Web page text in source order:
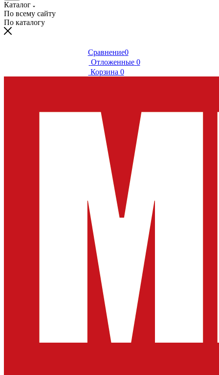
Каталог
По всему сайту
По каталогу
Сравнение0
Отложенные 0
Корзина 0